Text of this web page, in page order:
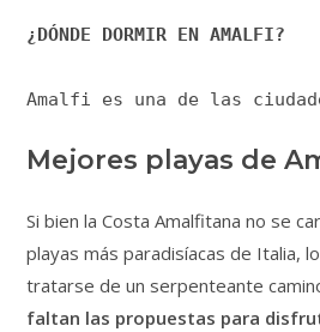
¿DÓNDE DORMIR EN AMALFI?
Amalfi es una de las
Mejores playas de
Si bien la Costa Amalfitana no se
playas más paradisíacas de Italia,
tratarse de un serpenteante
faltan las propuestas para